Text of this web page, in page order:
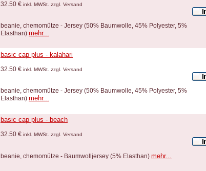
32.50 € inkl. MWSt. zzgl. Versand
beanie, chemomütze - Jersey (50% Baumwolle, 45% Polyester, 5%
Elasthan) mehr...
basic cap plus - kalahari
32.50 € inkl. MWSt. zzgl. Versand
beanie, chemomütze - Jersey (50% Baumwolle, 45% Polyester, 5%
Elasthan) mehr...
basic cap plus - beach
32.50 € inkl. MWSt. zzgl. Versand
beanie, chemomütze - Baumwolljersey (5% Elasthan) mehr...